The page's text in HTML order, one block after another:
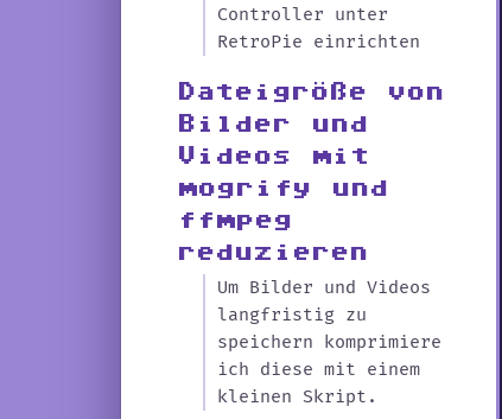
Controller unter
RetroPie einrichten
Dateigröße von
Bilder und
Videos mit
mogrify und
ffmpeg
reduzieren
Um Bilder und Videos
langfristig zu
speichern komprimiere
ich diese mit einem
kleinen Skript.